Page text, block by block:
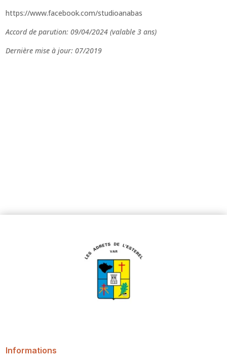
https://www.facebook.com/studioanabas
Accord de parution: 09/04/2024 (valable 3 ans)
Dernière mise à jour: 07/2019
Informations